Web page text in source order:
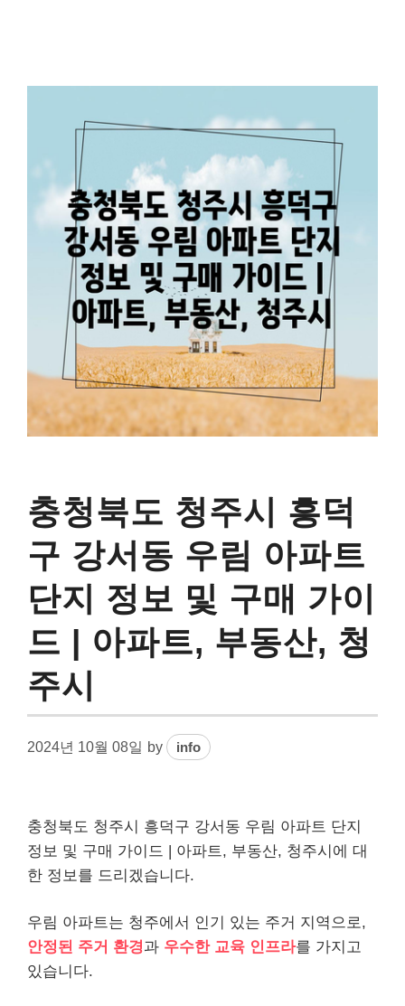
충청북도 청주시 흥덕
구 강서동 우림 아파트
단지 정보 및 구매 가이
드 | 아파트, 부동산, 청
주시
2024년 10월 08일 by info
충청북도 청주시 흥덕구 강서동 우림 아파트 단지
정보 및 구매 가이드 | 아파트, 부동산, 청주시에 대
한 정보를 드리겠습니다.
우림 아파트는 청주에서 인기 있는 주거 지역으로,
안정된 주거 환경과 우수한 교육 인프라를 가지고
있습니다.